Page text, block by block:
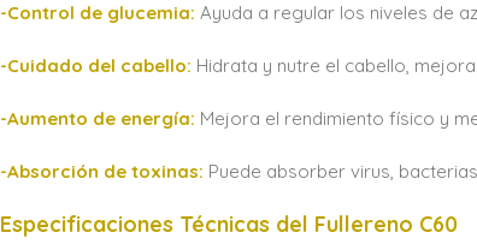
-Control de glucemia: Ayuda a regular los niveles de
-Cuidado del cabello: Hidrata y nutre el cabello,
-Aumento de energía: Mejora el rendimiento físico y
-Absorción de toxinas: Puede absorber virus,
Especificaciones Técnicas del Fullereno C60